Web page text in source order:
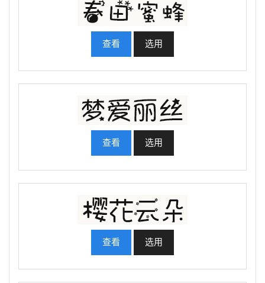
查看 选用
查看 选用
查看 选用